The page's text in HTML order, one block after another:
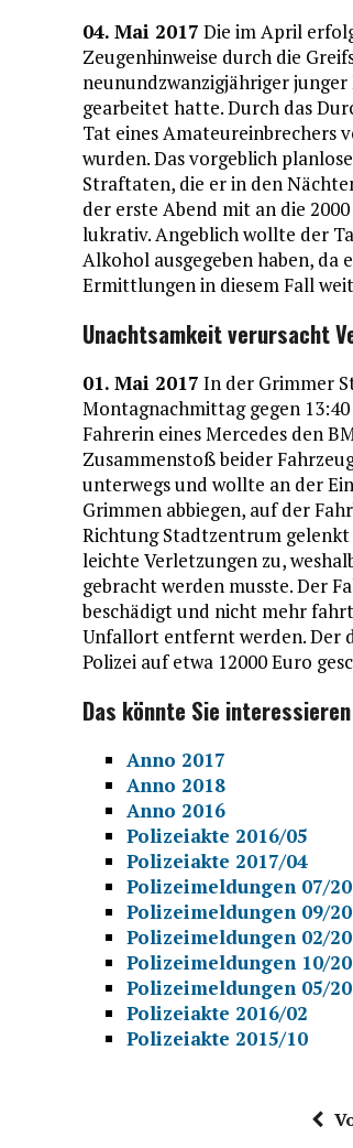
04. Mai 2017 Die im April
Zeugenhinweise durch die
neunundzwanzigjähriger
gearbeitet hatte. Durch das
Tat eines Amateureinbrechers
wurden. Das vorgeblich
Straftaten, die er in den
der erste Abend mit an die
lukrativ. Angeblich wollte der
Alkohol ausgegeben haben, da
Ermittlungen in diesem Fall
Unachtsamkeit verursacht
01. Mai 2017 In der Grimmer
Montagnachmittag gegen
Fahrerin eines Mercedes den
Zusammenstoß beider
unterwegs und wollte an der
Grimmen abbiegen, auf der
Richtung Stadtzentrum gelenkt
leichte Verletzungen zu,
gebracht werden musste. Der
beschädigt und nicht mehr
Unfallort entfernt werden. Der
Polizei auf etwa 12000 Euro
Das könnte Sie interessieren
Anno 2017
Anno 2018
Anno 2016
Polizeiakte 2016/05
Polizeiakte 2017/04
Polizeimeldungen 07/
Polizeimeldungen 09/
Polizeimeldungen 02/
Polizeimeldungen 10/
Polizeimeldungen 05/
Polizeiakte 2016/02
Polizeiakte 2015/10